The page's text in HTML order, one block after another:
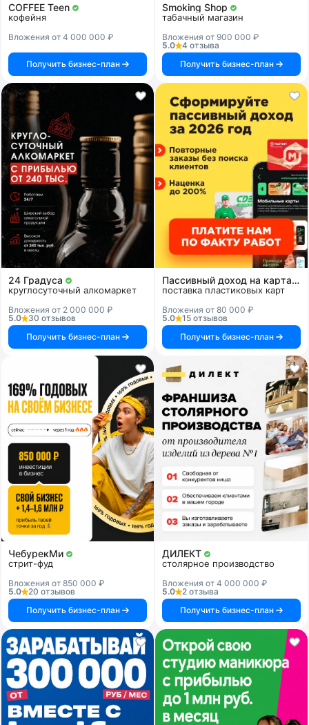
COFFEE Teen
кофейня
Вложения от 4 000 000 ₽
Получить бизнес-план
Smoking Shop
табачный магазин
Вложения от 900 000 ₽
5.0
4 отзыва
Получить бизнес-план
24 Градуса
круглосуточный алкомаркет
Вложения от 2 000 000 ₽
5.0
30 отзывов
Получить бизнес-план
Пассивный доход на картах и системах
поставка пластиковых карт
Вложения от 80 000 ₽
5.0
15 отзывов
Получить бизнес-план
ЧебурекМи
стрит-фуд
Вложения от 850 000 ₽
5.0
20 отзывов
Получить бизнес-план
ДИЛЕКТ
столярное производство
Вложения от 4 000 000 ₽
5.0
2 отзыва
Получить бизнес-план